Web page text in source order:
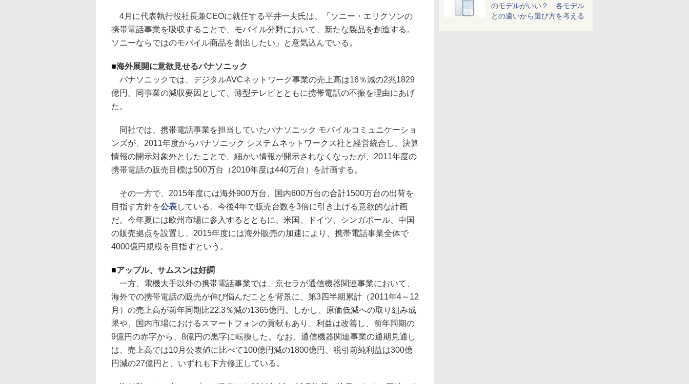
のモデルがいい？ 各モデル
との違いから選び方を考える
4月に代表執行役社長兼CEOに就任する平井一夫氏は、「ソニー・エリクソンの
携帯電話事業を吸収することで、モバイル分野において、新たな製品を創造する。
ソニーならではのモバイル商品を創出したい」と意気込んでいる。
■海外展開に意欲見せるパナソニック
パナソニックでは、デジタルAVCネットワーク事業の売上高は16％減の2兆1829
億円。同事業の減収要因として、薄型テレビとともに携帯電話の不振を理由にあげ
た。
同社では、携帯電話事業を担当していたパナソニック モバイルコミュニケーショ
ンズが、2011年度からパナソニック システムネットワークス社と経営統合し、決算
情報の開示対象外としたことで、細かい情報が開示されなくなったが、2011年度の
携帯電話の販売目標は500万台（2010年度は440万台）を計画する。
その一方で、2015年度には海外900万台、国内600万台の合計1500万台の出荷を
目指す方針を公表している。今後4年で販売台数を3倍に引き上げる意欲的な計画
だ。今年夏には欧州市場に参入するとともに、米国、ドイツ、シンガポール、中国
の販売拠点を設置し、2015年度には海外販売の加速により、携帯電話事業全体で
4000億円規模を目指すという。
■アップル、サムスンは好調
一方、電機大手以外の携帯電話事業では、京セラが通信機器関連事業において、
海外での携帯電話の販売が伸び悩んだことを背景に、第3四半期累計（2011年4～12
月）の売上高が前年同期比22.3％減の1365億円。しかし、原価低減への取り組み成
果や、国内市場におけるスマートフォンの貢献もあり、利益は改善し、前年同期の
9億円の赤字から、8億円の黒字に転換した。なお、通信機器関連事業の通期見通し
は、売上高では10月公表値に比べて100億円減の1800億円、税引前純利益は300億
円減の27億円と、いずれも下方修正している。